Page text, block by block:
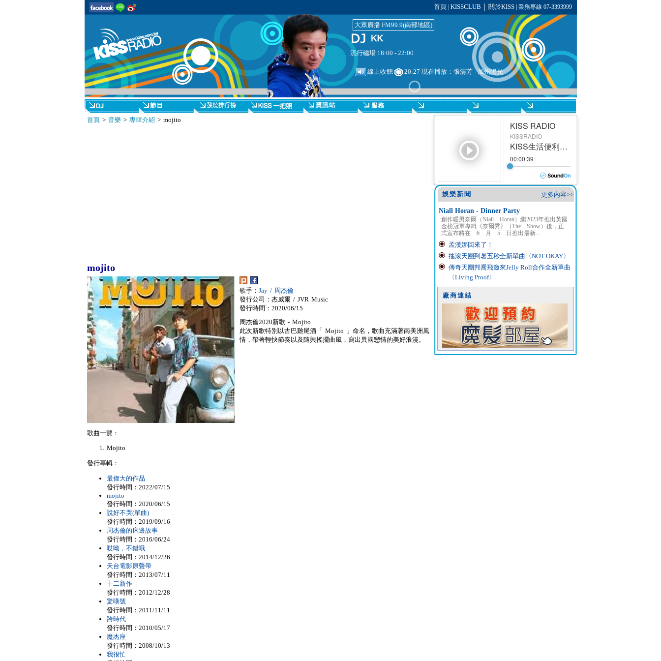
首頁 KISSCLUB 關於KISS| 業務專線 07-3393999
大眾廣播 FM99.9(南部地區)
流行磁場 18:00 - 22:00
線上收聽 20:27 現在播放： 張清芳- 加州陽光
首頁> 音樂> 專輯介紹 > mojito
mojito
歌手： Jay / 周杰倫
發行公司：杰威爾 / JVR Music
發行時間：2020/06/15
周杰倫2020新歌 - Mojito
此次新歌特別以古巴雞尾酒「 Mojito 」命名，歌曲充滿著南美洲風
情，帶著輕快節奏以及隨興搖擺曲風，寫出異國戀情的美好浪漫。
歌曲一覽：
Mojito
發行專輯：
最偉大的作品
發行時間：2022/07/15
mojito
發行時間：2020/06/15
說好不哭(單曲)
發行時間：2019/09/16
周杰倫的床邊故事
發行時間：2016/06/24
哎呦，不錯哦
發行時間：2014/12/26
天台電影原聲帶
發行時間：2013/07/11
十二新作
發行時間：2012/12/28
驚嘆號
發行時間：2011/11/11
跨時代
發行時間：2010/05/17
魔杰座
發行時間：2008/10/13
我很忙
更多內容>>
娛樂新聞
Niall Horan - Dinner Party
創作暖男奈爾（Niall Horan）繼2023年推出英國
金榜冠軍專輯《奈爾秀》（The Show）後，正
式宣布將在 6 月 5 日推出最新...
孟漢娜回來了！
搖滾天團到暑五秒全新單曲〈NOT OKAY〉
傳奇天團邦喬飛邀來Jelly Roll合作全新單曲
〈Living Proof〉
廠商連結